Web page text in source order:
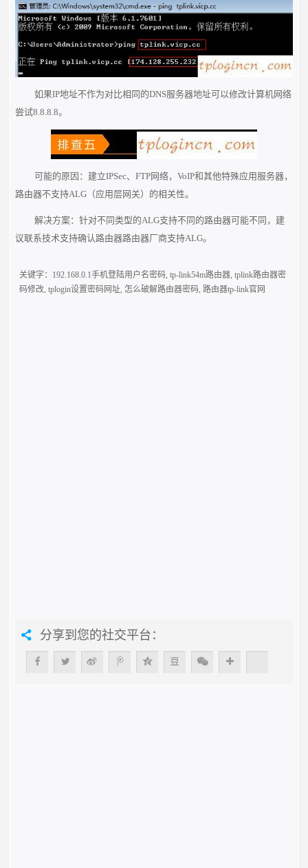
如果IP地址不作为对比相同的DNS服务器地址可以修改计算机网络
尝试8.8.8.8。
可能的原因：建立IPSec、FTP网络，VoIP和其他特殊应用服务器，
路由器不支持ALG（应用层网关）的相关性。
解决方案：针对不同类型的ALG支持不同的路由器可能不同，建
议联系技术支持确认路由器路由器厂商支持ALG。
关键字： 192.168.0.1手机登陆用户名密码 ,tp-link54m路由器 ,tplink路由器密
码修改 ,tplogin设置密码网址 怎么破解路由器密码 路由器tp-link官网
分享到您的社交平台：